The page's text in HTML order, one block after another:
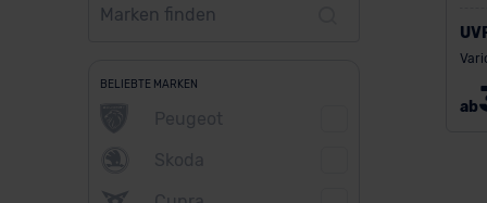
BELIEBTE MARKEN
Peugeot
Skoda
ab